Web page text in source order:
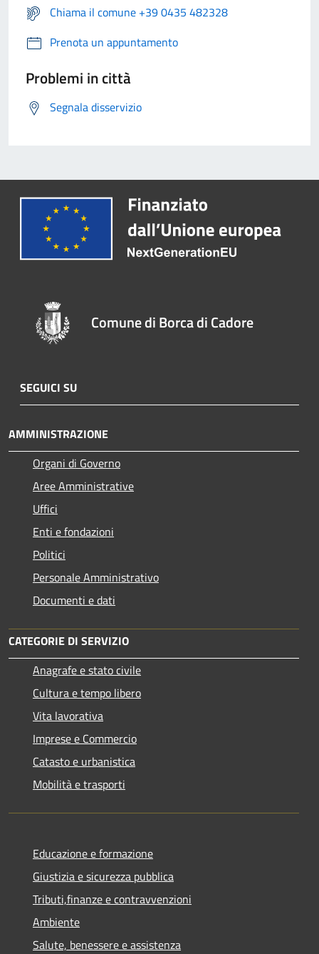
Chiama il comune +39 0435 482328
Prenota un appuntamento
Problemi in città
Segnala disservizio
Comune di Borca di Cadore
SEGUICI SU
AMMINISTRAZIONE
Organi di Governo
Aree Amministrative
Uffici
Enti e fondazioni
Politici
Personale Amministrativo
Documenti e dati
CATEGORIE DI SERVIZIO
Anagrafe e stato civile
Cultura e tempo libero
Vita lavorativa
Imprese e Commercio
Catasto e urbanistica
Mobilità e trasporti
Educazione e formazione
Giustizia e sicurezza pubblica
Tributi,finanze e contravvenzioni
Ambiente
Salute, benessere e assistenza